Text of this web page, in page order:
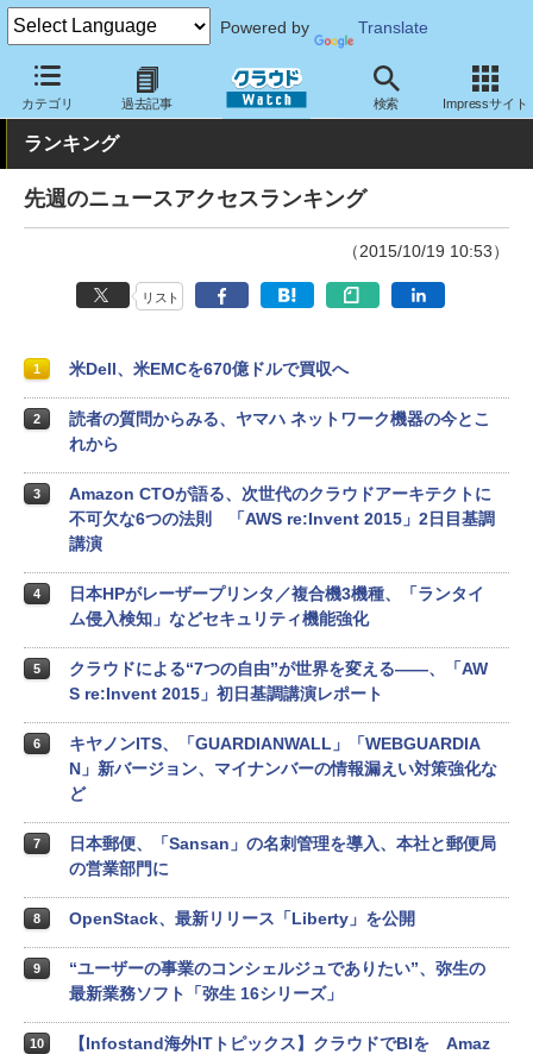
Powered by Translate
カテゴリ 過去記事 検索 Impressサイト
クラウド Watch トピック ランキング
ランキング
先週のニュースアクセスランキング
（2015/10/19 10:53）
リスト
1 米Dell、米EMCを670億ドルで買収へ
2
読者の質問からみる、ヤマハ ネットワーク機器の今とこ
れから
3
Amazon CTOが語る、次世代のクラウドアーキテクトに
不可欠な6つの法則 「AWS re:Invent 2015」2日目基調
講演
4
日本HPがレーザープリンタ／複合機3機種、「ランタイ
ム侵入検知」などセキュリティ機能強化
5
クラウドによる“7つの自由”が世界を変える――、「AW
S re:Invent 2015」初日基調講演レポート
6
キヤノンITS、「GUARDIANWALL」「WEBGUARDIA
N」新バージョン、マイナンバーの情報漏えい対策強化な
ど
7
日本郵便、「Sansan」の名刺管理を導入、本社と郵便局
の営業部門に
8 OpenStack、最新リリース「Liberty」を公開
9
“ユーザーの事業のコンシェルジュでありたい”、弥生の
最新業務ソフト「弥生 16シリーズ」
10
【Infostand海外ITトピックス】クラウドでBIを Amaz